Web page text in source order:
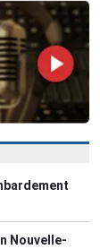
Nouvelle-